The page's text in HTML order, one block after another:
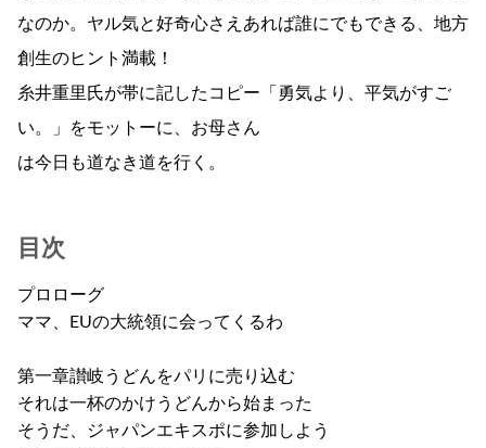
なのか。ヤル気と好奇心さえあれば誰にでもできる、地方
創生のヒント満載！
糸井重里氏が帯に記したコピー「勇気より、平気がすご
い。」をモットーに、お母さん
は今日も道なき道を行く。
目次
プロローグ
ママ、EUの大統領に会ってくるわ
第一章讃岐うどんをパリに売り込む
それは一杯のかけうどんから始まった
そうだ、ジャパンエキスポに参加しよう